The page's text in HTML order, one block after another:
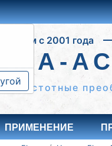
с 2001 года
частотные
ПРИМЕНЕНИЕ